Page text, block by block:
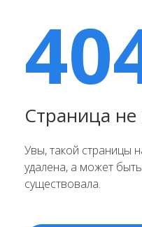
Страница
Увы, такой страницы
удалена, а может
существовала.